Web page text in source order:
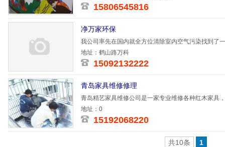
15806545816
净万家环保
我公司率先在国内就全方位清除室内空气污染找到了
醛除异味立
地址：鹤山路万科
15092132222
青岛家具维修修理
青岛精艺家具维修公司是一家专业维修各种红木家具
修复、地板
地址：0
15192068220
共10条 1